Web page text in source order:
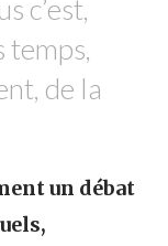
c’est,
temps,
de la
un débat